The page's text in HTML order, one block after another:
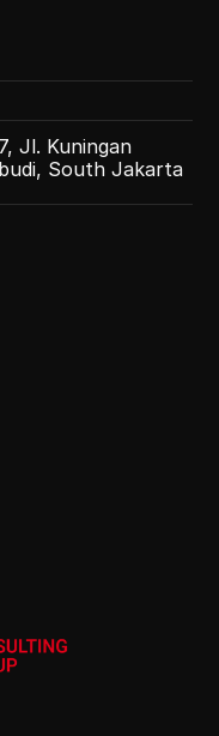
Jl. Kuningan
South Jakarta